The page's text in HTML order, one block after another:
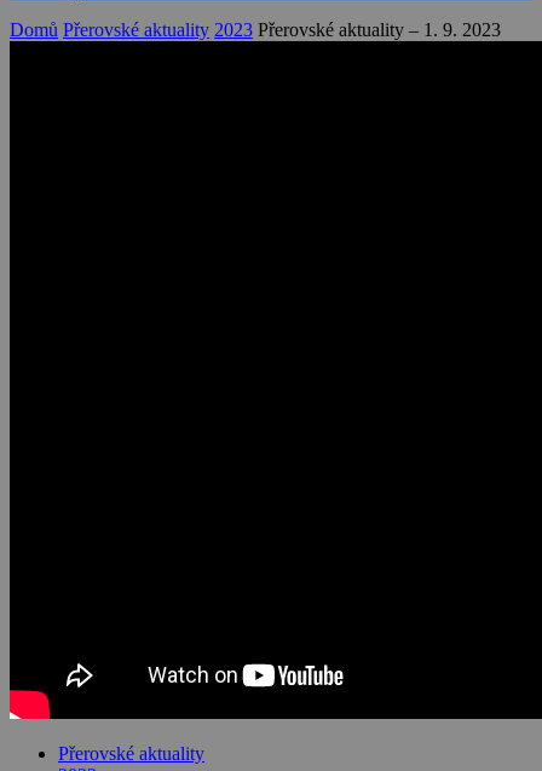
Domů Přerovské aktuality 2023 Přerovské aktuality – 1. 9. 2023
Přerovské aktuality